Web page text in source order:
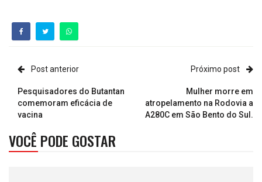
Post anterior
Pesquisadores do Butantan
comemoram eficácia de
vacina
Próximo post
Mulher morre em
atropelamento na Rodovia a
A280C em São Bento do Sul.
VOCÊ PODE GOSTAR